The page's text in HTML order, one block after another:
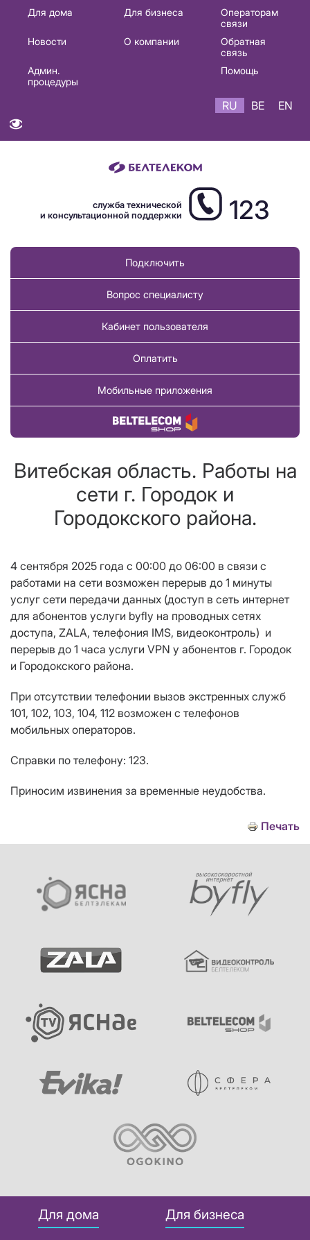
Основная
навигация
Для дома Для бизнеса
Операторам
связи
Новости
О компании
Обратная
связь
Админ.
процедуры
Помощь
RU BE EN
служба технической
и консультационной поддержки
123
Подключить
Вопрос специалисту
Кабинет пользователя
Оплатить
Мобильные приложения
Купить товар
Витебская область. Работы на
сети г. Городок и
Городокского района.
4 сентября 2025 года c 00:00 до 06:00 в связи с
работами на сети возможен перерыв до 1 минуты
услуг сети передачи данных (доступ в сеть интернет
для абонентов услуги byfly на проводных сетях
доступа, ZALA, телефония IMS, видеоконтроль) и
перерыв до 1 часа услуги VPN у абонентов г. Городок
и Городокского района.
При отсутствии телефонии вызов экстренных служб
101, 102, 103, 104, 112 возможен с телефонов
мобильных операторов.
Справки по телефону: 123.
Приносим извинения за временные неудобства.
Печать
Для дома Для бизнеса